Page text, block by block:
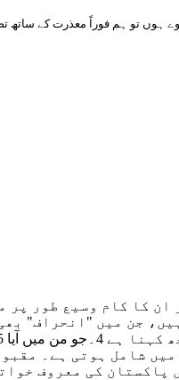
ہوں تو ہم فوراً معذرت کے ساتھ
کا کام وسیع طور پر
جن میں "انحراف"
شامل ہوتی ہے۔
کی معروف